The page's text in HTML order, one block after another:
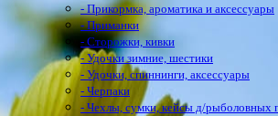
- Прикормка, ароматика и аксессуары
- Приманки
- Сторожки, кивки
- Удочки зимние, шестики
- Удочки, спиннинги, аксессуары
- Черпаки
- Чехлы, сумки, кейсы д/рыболовных